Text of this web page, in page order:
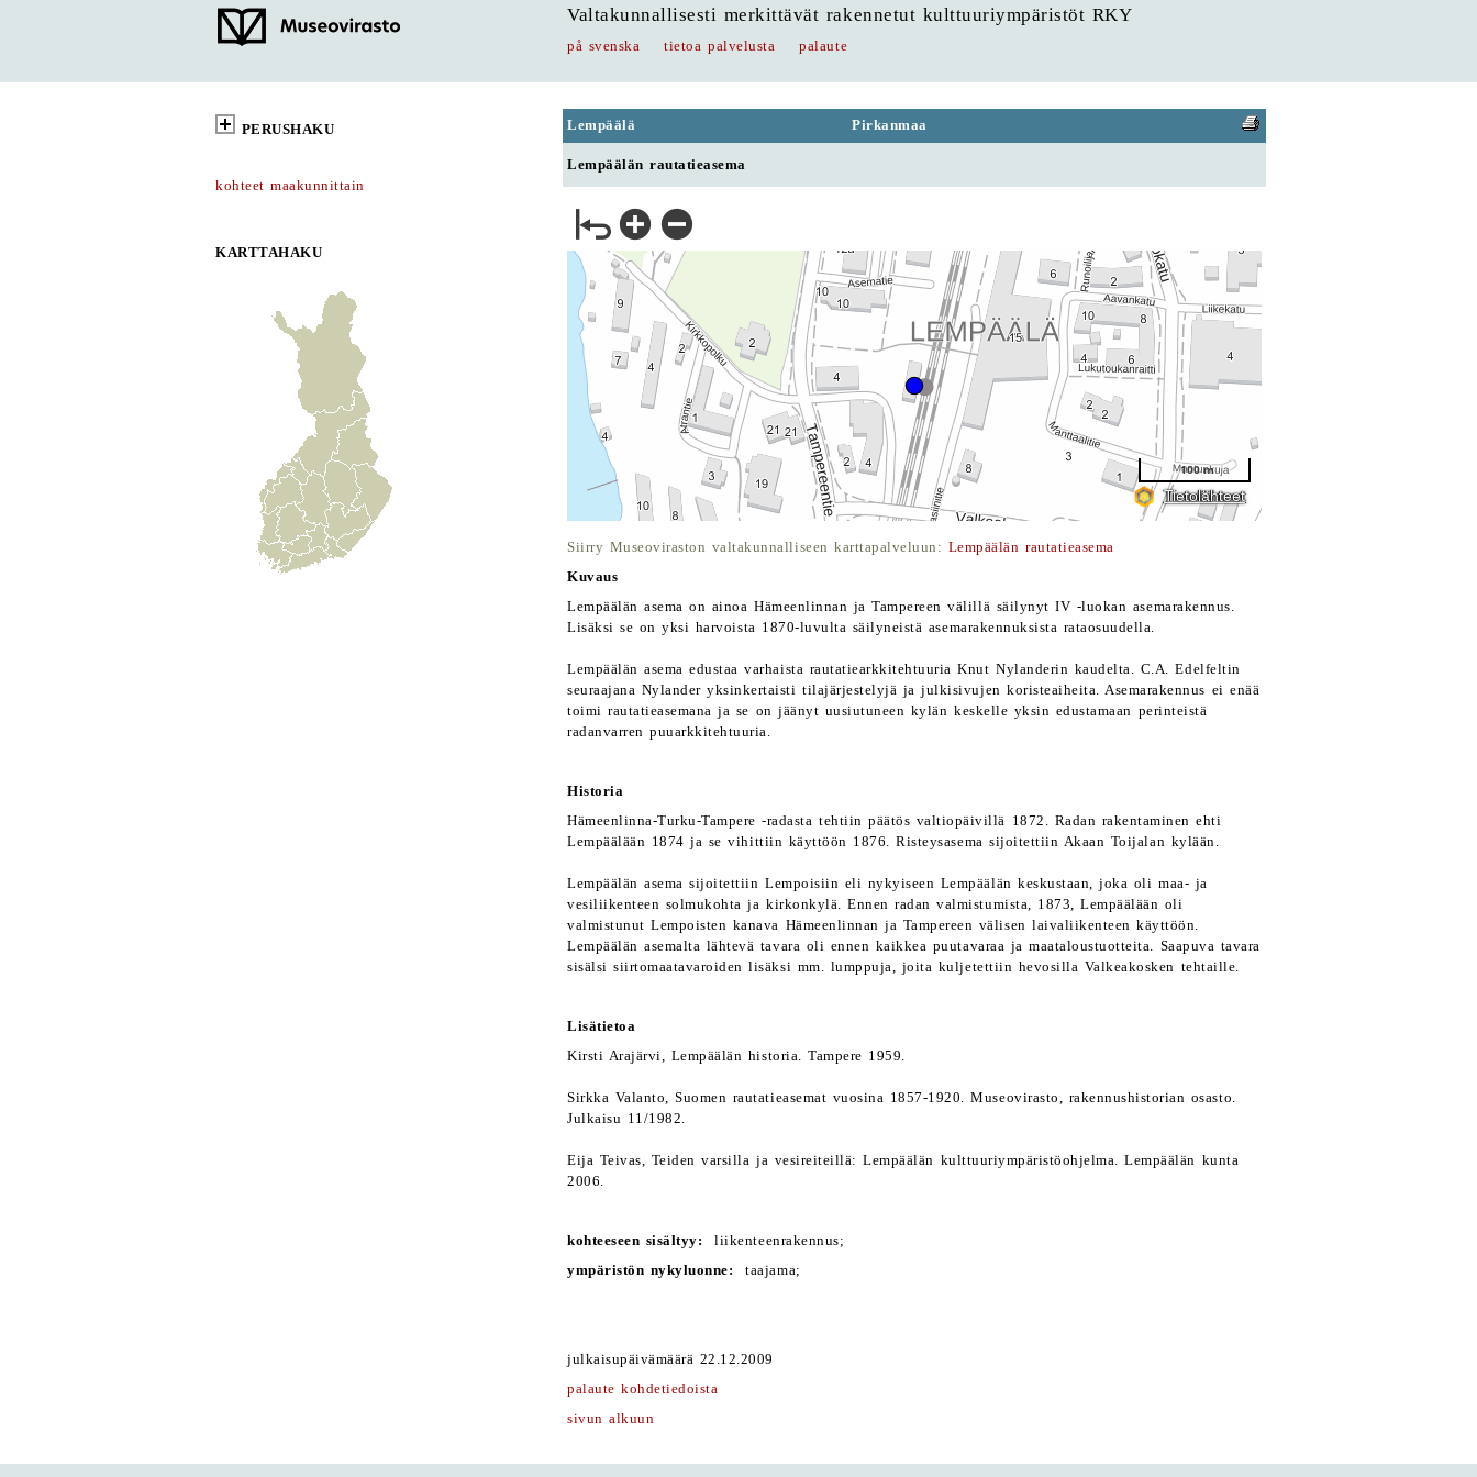
Valtakunnallisesti merkittävät rakennetut kulttuuriympäristöt RKY
på svenska tietoa palvelusta palaute
PERUSHAKU
kohteet maakunnittain
KARTTAHAKU
Lempäälä Pirkanmaa
Lempäälän rautatieasema
Siirry Museoviraston valtakunnalliseen karttapalveluun: Lempäälän rautatieasema
Kuvaus
Lempäälän asema on ainoa Hämeenlinnan ja Tampereen välillä säilynyt IV -luokan asemarakennus.
Lisäksi se on yksi harvoista 1870-luvulta säilyneistä asemarakennuksista rataosuudella.
Lempäälän asema edustaa varhaista rautatiearkkitehtuuria Knut Nylanderin kaudelta. C.A. Edelfeltin
seuraajana Nylander yksinkertaisti tilajärjestelyjä ja julkisivujen koristeaiheita. Asemarakennus ei enää
toimi rautatieasemana ja se on jäänyt uusiutuneen kylän keskelle yksin edustamaan perinteistä
radanvarren puuarkkitehtuuria.
Historia
Hämeenlinna-Turku-Tampere -radasta tehtiin päätös valtiopäivillä 1872. Radan rakentaminen ehti
Lempäälään 1874 ja se vihittiin käyttöön 1876. Risteysasema sijoitettiin Akaan Toijalan kylään.
Lempäälän asema sijoitettiin Lempoisiin eli nykyiseen Lempäälän keskustaan, joka oli maa- ja
vesiliikenteen solmukohta ja kirkonkylä. Ennen radan valmistumista, 1873, Lempäälään oli
valmistunut Lempoisten kanava Hämeenlinnan ja Tampereen välisen laivaliikenteen käyttöön.
Lempäälän asemalta lähtevä tavara oli ennen kaikkea puutavaraa ja maataloustuotteita. Saapuva tavara
sisälsi siirtomaatavaroiden lisäksi mm. lumppuja, joita kuljetettiin hevosilla Valkeakosken tehtaille.
Lisätietoa
Kirsti Arajärvi, Lempäälän historia. Tampere 1959.
Sirkka Valanto, Suomen rautatieasemat vuosina 1857-1920. Museovirasto, rakennushistorian osasto.
Julkaisu 11/1982.
Eija Teivas, Teiden varsilla ja vesireiteillä: Lempäälän kulttuuriympäristöohjelma. Lempäälän kunta
2006.
kohteeseen sisältyy: liikenteenrakennus;
ympäristön nykyluonne: taajama;
julkaisupäivämäärä 22.12.2009
palaute kohdetiedoista
sivun alkuun